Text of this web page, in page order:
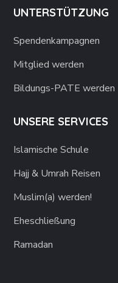
UNTERSTÜTZUNG
Spendenkampagnen
Mitglied werden
Bildungs-PATE werden
UNSERE SERVICES
Islamische Schule
Hajj & Umrah Reisen
Muslim(a) werden!
Eheschließung
Ramadan